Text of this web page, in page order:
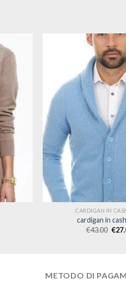
CARDIGAN IN
cardigan in
€43.00 €
METODO DI